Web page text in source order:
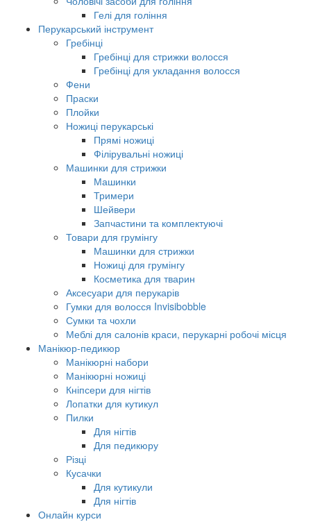
Гелі для гоління
Перукарський інструмент
Гребінці
Гребінці для стрижки волосся
Гребінці для укладання волосся
Фени
Праски
Плойки
Ножиці перукарські
Прямі ножиці
Філірувальні ножиці
Машинки для стрижки
Машинки
Тримери
Шейвери
Запчастини та комплектуючі
Товари для грумінгу
Машинки для стрижки
Ножиці для грумінгу
Косметика для тварин
Аксесуари для перукарів
Гумки для волосся Invisibobble
Сумки та чохли
Меблі для салонів краси, перукарні робочі місця
Манікюр-педикюр
Манікюрні набори
Манікюрні ножиці
Кніпсери для нігтів
Лопатки для кутикул
Пилки
Для нігтів
Для педикюру
Різці
Кусачки
Для кутикули
Для нігтів
Онлайн курси